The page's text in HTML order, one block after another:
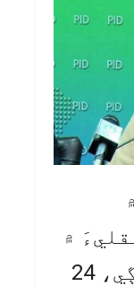
۾
تيزيءَ سان واڌ ٿيڻ لڳي، 24